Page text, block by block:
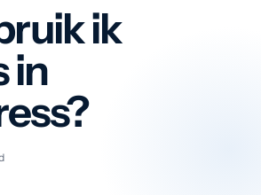
ik
in